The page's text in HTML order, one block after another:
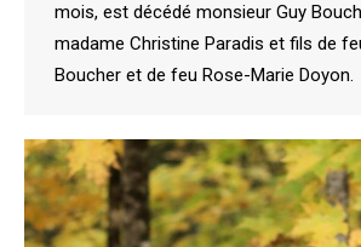
mois, est décédé monsieur Guy
madame Christine Paradis et fils de
Boucher et de feu Rose-Marie